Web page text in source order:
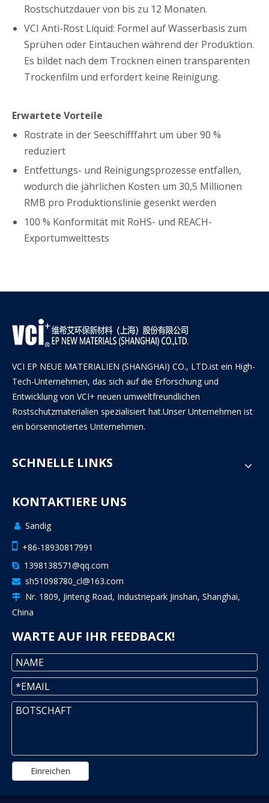
Rostschutzdauer von bis zu 12 Monaten.
VCI Anti-Rost Liquid: Formel auf Wasserbasis zum
Sprühen oder Eintauchen während der Produktion.
Es bildet nach dem Trocknen einen transparenten
Trockenfilm und erfordert keine Reinigung.
Erwartete Vorteile
Rostrate in der Seeschifffahrt um über 90 %
reduziert
Entfettungs- und Reinigungsprozesse entfallen,
wodurch die jährlichen Kosten um 30,5 Millionen
RMB pro Produktionslinie gesenkt werden
100 % Konformität mit RoHS- und REACH-
Exportumwelttests
VCI EP NEUE MATERIALIEN (SHANGHAI) CO., LTD.ist ein High-
Tech-Unternehmen, das sich auf die Erforschung und
Entwicklung von VCI+ neuen umweltfreundlichen
Rostschutzmaterialien spezialisiert hat.Unser Unternehmen ist
ein börsennotiertes Unternehmen.
SCHNELLE LINKS
KONTAKTIERE UNS
 Sandig
 +86-18930817991
 1398138571@qq.com
 sh51098780_cl@163.com

Nr. 1809, Jinteng Road, Industriepark Jinshan, Shanghai,
China
WARTE AUF IHR FEEDBACK!
Einreichen